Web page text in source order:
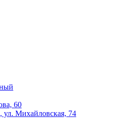
60
ул. Михайловская, 74